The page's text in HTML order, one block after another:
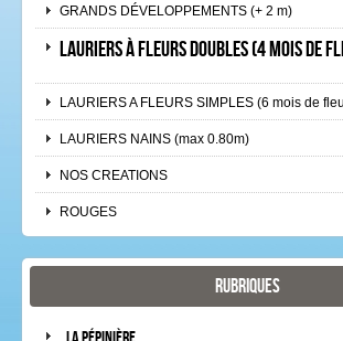
Boutique
Espace Pro
Contact et accès
GRANDS DÉVELOPPEMENTS (+ 2 m)
LAURIERS À FLEURS DOUBLES (4 mois de
LAURIERS A FLEURS SIMPLES (6 mois de
LAURIERS NAINS (max 0.80m)
NOS CREATIONS
ROUGES
Rubriques